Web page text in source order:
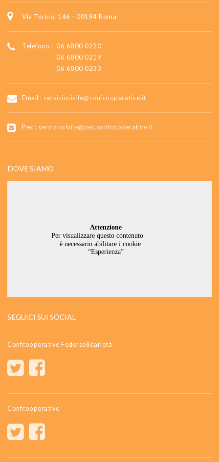
Via Torino, 146 - 00184 Roma
Telefono : 06 6800 0220
06 6800 0219
06 6800 0233
Email : serviziocivile@confcooperative.it
Pec : serviziocivile@pec.confcooperative.it
DOVE SIAMO
SEGUICI SUI SOCIAL
Confcooperative Federsolidarietà
Confcooperative